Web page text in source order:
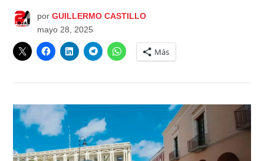
por GUILLERMO CASTILLO
mayo 28, 2025
Más